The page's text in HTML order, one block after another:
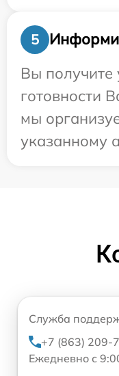
5
Вы получите
готовности
мы
указанному
Служба
+7 (863) 209-
Ежедневно с